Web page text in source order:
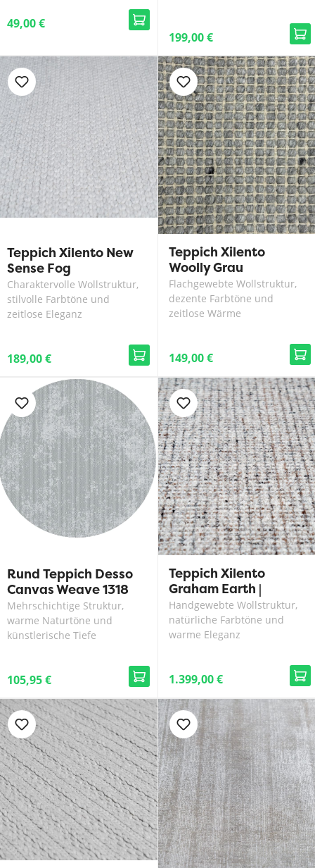
49,00 €
199,00 €
Teppich Xilento New
Sense Fog
Charaktervolle Wollstruktur,
stilvolle Farbtöne und
zeitlose Eleganz
189,00 €
Teppich Xilento
Woolly Grau
Flachgewebte Wollstruktur,
dezente Farbtöne und
zeitlose Wärme
149,00 €
Rund Teppich Desso
Canvas Weave 1318
Mehrschichtige Struktur,
warme Naturtöne und
künstlerische Tiefe
105,95 €
Teppich Xilento
Graham Earth |
300x400 cm
Handgewebte Wollstruktur,
natürliche Farbtöne und
warme Eleganz
1.399,00 €